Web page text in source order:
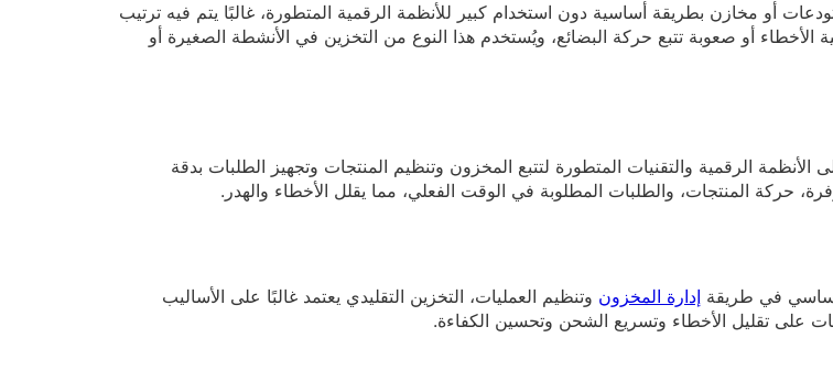
أو مخازن بطريقة أساسية دون استخدام كبير للأنظمة الرقمية المتطورة، غالبًا يتم فيه ترتيب
الأخطاء أو صعوبة تتبع حركة البضائع، ويُستخدم هذا النوع من التخزين في الأنشطة الصغيرة أو
الرقمية والتقنيات المتطورة لتتبع المخزون وتنظيم المنتجات وتجهيز الطلبات بدقة
حركة المنتجات، والطلبات المطلوبة في الوقت الفعلي، مما يقلل الأخطاء والهدر.
في طريقة إدارة المخزون وتنظيم العمليات، التخزين التقليدي يعتمد غالبًا على الأساليب
على تقليل الأخطاء وتسريع الشحن وتحسين الكفاءة.